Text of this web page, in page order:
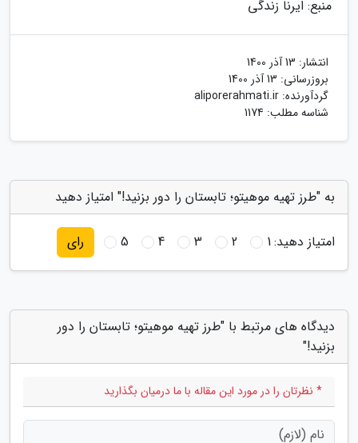
منبع: ایرنا زندگی
انتشار: 13 آذر 1400
بروزرسانی: 13 آذر 1400
گردآورنده: aliporerahmati.ir
شناسه مطلب: 1174
به "طرز تهیه موهیتو؛ تابستان را دور بزنید!" امتیاز دهید
امتیاز دهید:1
2
3
4
5 رای
دیدگاه های مرتبط با "طرز تهیه موهیتو؛ تابستان را دور
بزنید!"
* نظرتان را در مورد این مقاله با ما درمیان بگذارید